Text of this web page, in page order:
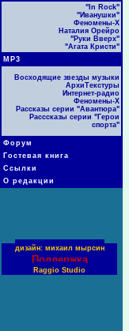
"In Rock"
"Иванушки"
Феномены-Х
Наталия Орейро
"Руки Вверх"
"Агата Кристи"
МР3
Восходящие звезды музыки
АрхиТекстуры
Интернет-радио
Феномены-Х
Рассказы серии "Авантюра"
Расссказы серии "Герои
спорта"
Форум
Гостевая книга
Ссылки
О редакции
дизайн: михаил мырсин
Поддержка
Raggio Studio